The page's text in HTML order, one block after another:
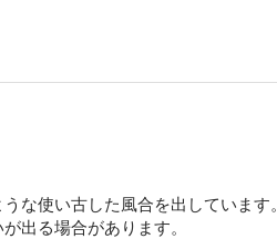
な使い古した風合を出しています。
出る場合があります。